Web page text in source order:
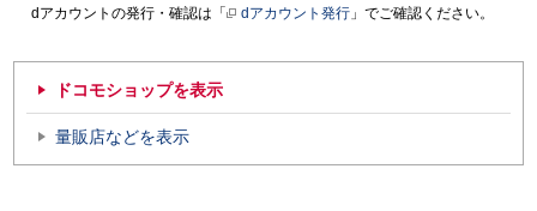
dアカウントの発行・確認は「
dアカウント発行 」でご確認ください。
ドコモショップを表示
量販店などを表示